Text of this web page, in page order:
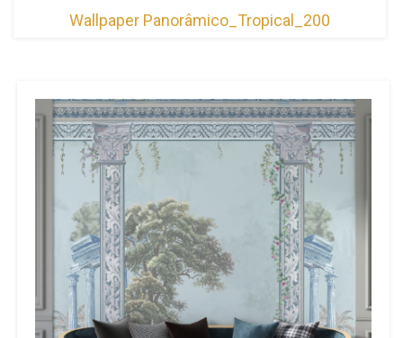
Wallpaper Panorâmico_Tropical_200